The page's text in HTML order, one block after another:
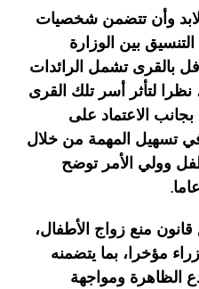
وأن تتضمن شخصيات
بين الوزارة
بالقرى تشمل الرائدات
لتأثر أسر تلك القرى
الاعتماد على
في تسهيل المهمة من خلال
وولي الأمر توضح
منع زواج الأطفال،
مؤخرا، بما يتضمنه
ومواجهة